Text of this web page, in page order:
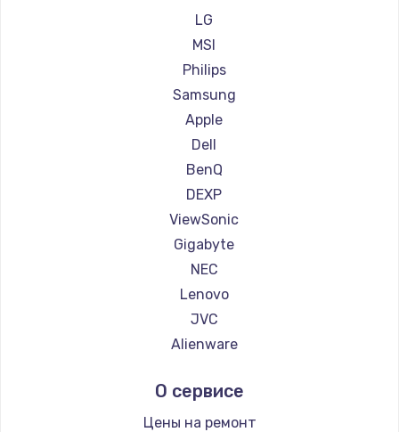
Ремонт мониторов Ardor
Ремонт мониторов Machenike
Ремонт мониторов iru
Ремонт мониторов Titan Army
Ремонт мониторов iFFALCON
Ремонт мониторов Dahua
LG
MSI
Philips
Samsung
Apple
Dell
BenQ
DEXP
ViewSonic
Gigabyte
NEC
Lenovo
JVC
Alienware
Thunderobot
Hisense
О сервисе
Цены на ремонт